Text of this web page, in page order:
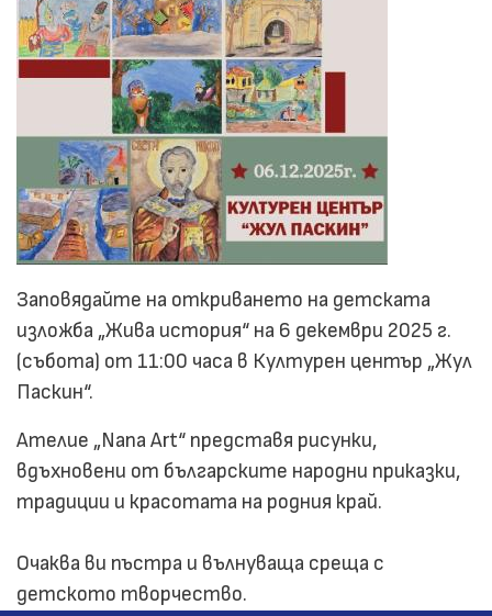
Заповядайте на откриването на детската
изложба „Жива история“ на 6 декември 2025 г.
(събота) от 11:00 часа в Културен център „Жул
Паскин“.
Ателие „Nana Art“ представя рисунки,
вдъхновени от българските народни приказки,
традиции и красотата на родния край.
Очаква ви пъстра и вълнуваща среща с
детското творчество.